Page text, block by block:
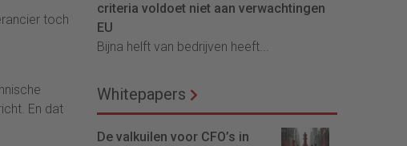
toch
En dat
criteria voldoet niet aan verwachtingen
EU
Bijna helft van bedrijven heeft...
Whitepapers
De valkuilen voor CFO’s in